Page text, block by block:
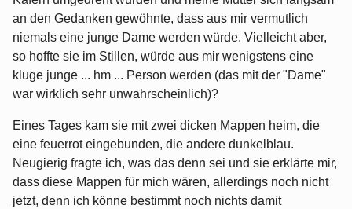
an den Gedanken gewöhnte, dass aus mir vermutlich
niemals eine junge Dame werden würde. Vielleicht aber,
so hoffte sie im Stillen, würde aus mir wenigstens eine
kluge junge ... hm ... Person werden (das mit der "Dame"
war wirklich sehr unwahrscheinlich)?
Eines Tages kam sie mit zwei dicken Mappen heim, die
eine feuerrot eingebunden, die andere dunkelblau.
Neugierig fragte ich, was das denn sei und sie erklärte mir,
dass diese Mappen für mich wären, allerdings noch nicht
jetzt, denn ich könne bestimmt noch nichts damit